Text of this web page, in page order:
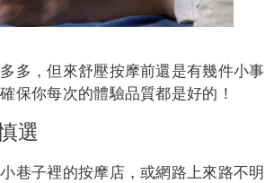
多，但來舒壓按摩前還是有幾件小事
保你每次的體驗品質都是好的！
選
巷子裡的按摩店，或網路上來路不明